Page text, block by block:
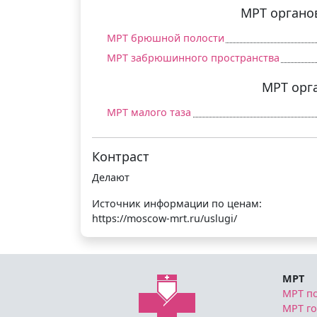
МРТ
МРТ брюшной полости
МРТ забрюшинного пространства
МРТ
МРТ малого таза
Контраст
Делают
Источник информации по ценам:
https://moscow-mrt.ru/uslugi/
МРТ
МРТ
МРТ